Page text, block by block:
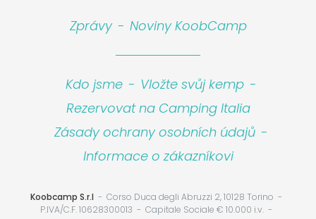
Zprávy - Noviny KoobCamp
Kdo jsme - Vložte svůj kemp -
Rezervovat na Camping Italia
Zásady ochrany osobních údajů -
Informace o zákazníkovi
Koobcamp S.r.l
Corso Duca degli Abruzzi 2, 10128 Torino
P.IVA/C.F. 10628300013
Capitale Sociale € 10.000 i.v.